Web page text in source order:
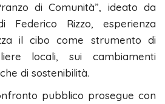
di Comunità”, ideato da
Federico Rizzo, esperienza
il cibo come strumento di
locali, sui cambiamenti
di sostenibilità.
pubblico prosegue con